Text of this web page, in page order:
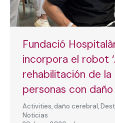
Fundació
incorpora el robot
rehabilitación de la
personas con
Activities, daño cerebral,
Noticias